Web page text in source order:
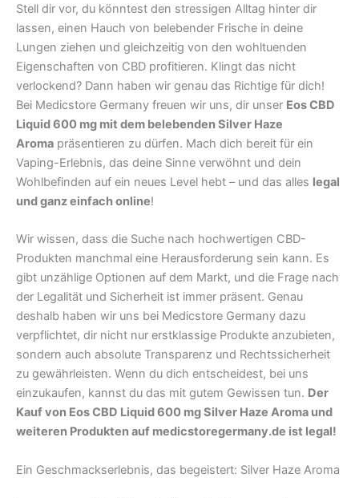
Stell dir vor, du könntest den stressigen Alltag hinter dir
lassen, einen Hauch von belebender Frische in deine
Lungen ziehen und gleichzeitig von den wohltuenden
Eigenschaften von CBD profitieren. Klingt das nicht
verlockend? Dann haben wir genau das Richtige für dich!
Bei Medicstore Germany freuen wir uns, dir unser Eos CBD
Liquid 600 mg mit dem belebenden Silver Haze
Aroma präsentieren zu dürfen. Mach dich bereit für ein
Vaping-Erlebnis, das deine Sinne verwöhnt und dein
Wohlbefinden auf ein neues Level hebt – und das alles legal
und ganz einfach online!
Wir wissen, dass die Suche nach hochwertigen CBD-
Produkten manchmal eine Herausforderung sein kann. Es
gibt unzählige Optionen auf dem Markt, und die Frage nach
der Legalität und Sicherheit ist immer präsent. Genau
deshalb haben wir uns bei Medicstore Germany dazu
verpflichtet, dir nicht nur erstklassige Produkte anzubieten,
sondern auch absolute Transparenz und Rechtssicherheit
zu gewährleisten. Wenn du dich entscheidest, bei uns
einzukaufen, kannst du das mit gutem Gewissen tun. Der
Kauf von Eos CBD Liquid 600 mg Silver Haze Aroma und
weiteren Produkten auf medicstoregermany.de ist legal!
Ein Geschmackserlebnis, das begeistert: Silver Haze Aroma